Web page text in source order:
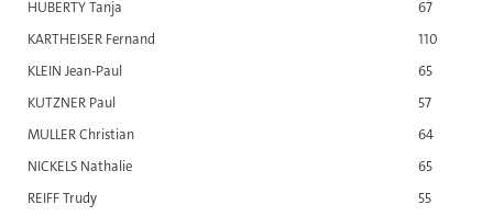
HUBERTY Tanja
67
KARTHEISER Fernand
110
KLEIN Jean-Paul
65
KUTZNER Paul
57
MULLER Christian
64
NICKELS Nathalie
65
REIFF Trudy
55